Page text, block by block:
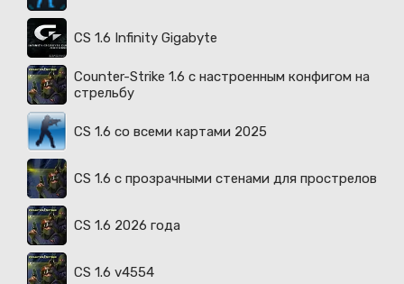
CS 1.6 Infinity Gigabyte
Counter-Strike 1.6 с настроенным конфигом на
стрельбу
CS 1.6 со всеми картами 2025
CS 1.6 с прозрачными стенами для прострелов
CS 1.6 2026 года
CS 1.6 v4554